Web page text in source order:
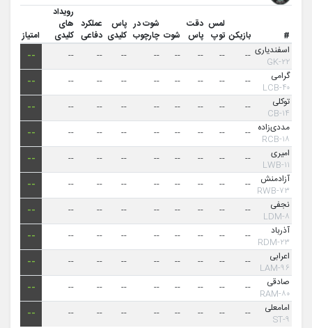
# بازیکن
لمس
توپ
دقت
پاس
شوت
شوت در
چارچوب
پاس
کلیدی
عملکرد
دفاعی
رویداد
های
کلیدی
امتیاز
اسفندیاری
۲۲-GK
--
--
--
--
--
--
--
--
--
گرامی
۴۰-LCB
--
--
--
--
--
--
--
--
--
توکلی
۱۴-CB
--
--
--
--
--
--
--
--
--
مددی‌زاده
۱۸-RCB
--
--
--
--
--
--
--
--
--
امیری
۱۱-LWB
--
--
--
--
--
--
--
--
--
آزادمنش
۷۳-RWB
--
--
--
--
--
--
--
--
--
نجفی
۸-LDM
--
--
--
--
--
--
--
--
--
آذرباد
۲۳-RDM
--
--
--
--
--
--
--
--
--
اعرابی
۹۶-LAM
--
--
--
--
--
--
--
--
--
صادقی
۸۰-RAM
--
--
--
--
--
--
--
--
--
امامعلی
۹-ST
--
--
--
--
--
--
--
--
--